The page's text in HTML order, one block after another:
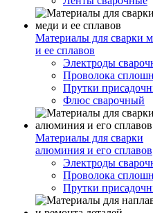
Материалы для сварки
и ее сплавов
Электроды
Проволока
Прутки
Флюс сварочный
Материалы для сварки
алюминия и его сплавов
Электроды
Проволока
Прутки